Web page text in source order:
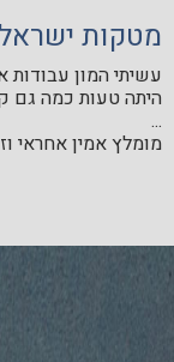
מטקות ישראל
עשיתי המון
היתה טעות כמה גם
...
מומלץ אמין אחראי